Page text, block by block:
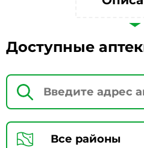
Доступные